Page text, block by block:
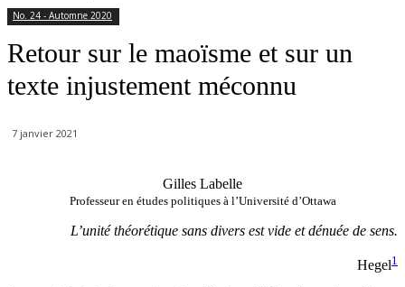
No. 24 - Automne 2020
Retour sur le maoïsme et sur un
texte injustement méconnu
7 janvier 2021
Gilles Labelle
Professeur en études politiques à l’Université d’Ottawa
L’unité théorétique sans divers est vide et dénuée de sens.
Hegel1